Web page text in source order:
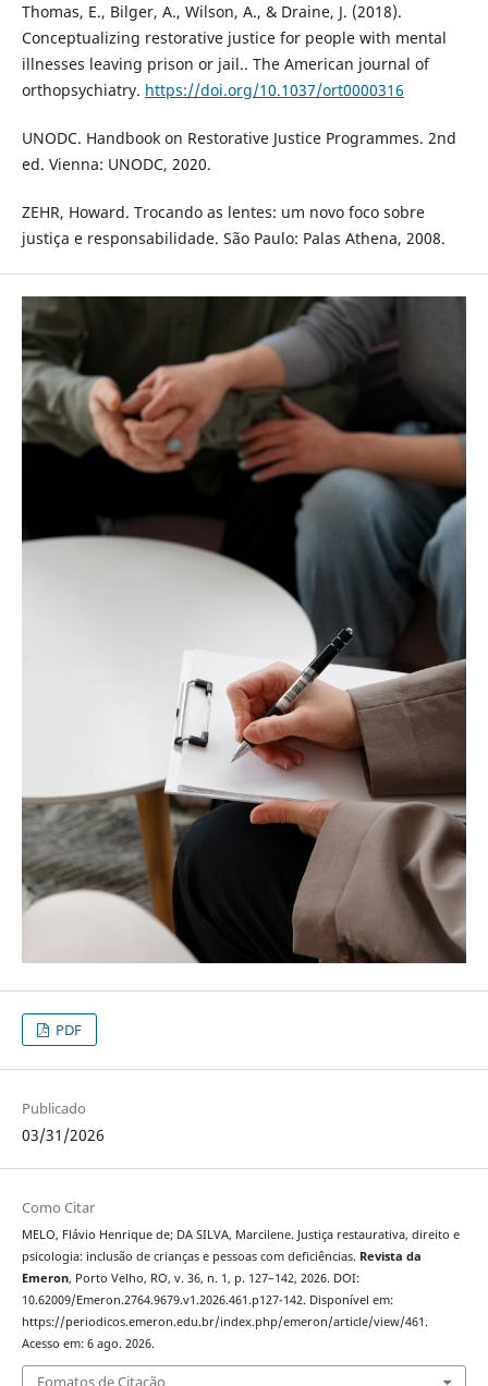
Thomas, E., Bilger, A., Wilson, A., & Draine, J. (2018).
Conceptualizing restorative justice for people with mental
illnesses leaving prison or jail.. The American journal of
orthopsychiatry. https://doi.org/10.1037/ort0000316
UNODC. Handbook on Restorative Justice Programmes. 2nd
ed. Vienna: UNODC, 2020.
ZEHR, Howard. Trocando as lentes: um novo foco sobre
justiça e responsabilidade. São Paulo: Palas Athena, 2008.
PDF
Publicado
03/31/2026
Como Citar
MELO, Flávio Henrique de; DA SILVA, Marcilene. Justiça restaurativa, direito e
psicologia: inclusão de crianças e pessoas com deficiências. Revista da
Emeron, Porto Velho, RO, v. 36, n. 1, p. 127–142, 2026. DOI:
10.62009/Emeron.2764.9679.v1.2026.461.p127-142. Disponível em:
https://periodicos.emeron.edu.br/index.php/emeron/article/view/461.
Acesso em: 6 ago. 2026.
Fomatos de Citação